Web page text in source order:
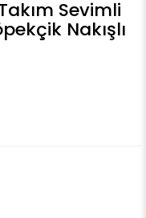
Sevimli
Nakışlı